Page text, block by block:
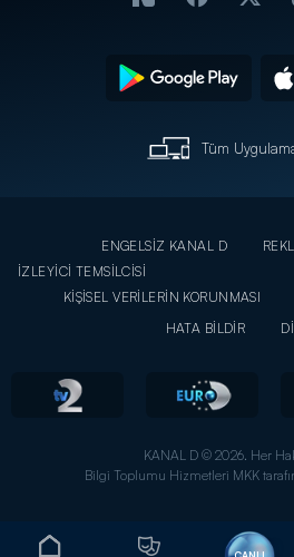
Tüm
ENGELSİZ KANAL D
İZLEYİCİ TEMSİLCİSİ
KİŞİSEL VERİLERİN KORUNMASI
HATA BİLDİR
KANAL D © 2026. Her
Bilgi Toplumu Hizmetleri MKK